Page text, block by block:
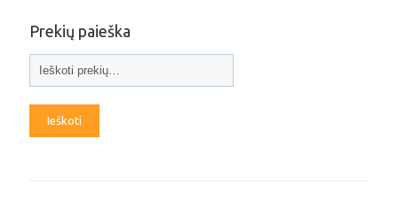
Prekių paieška
Ieškoti